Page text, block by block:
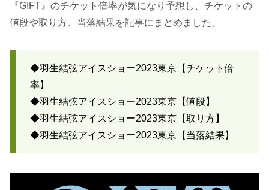
『GIFT』のチケット倍率が気になり予想し、チケットの
値段や取り方、当落結果を記事にまとめました。
◆羽生結弦アイスショー2023東京【チケット倍
率】
◆羽生結弦アイスショー2023東京【値段】
◆羽生結弦アイスショー2023東京【取り方】
◆羽生結弦アイスショー2023東京【当落結果】